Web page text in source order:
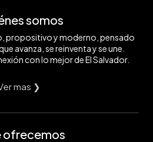
somos
propositivo y moderno, pensado
avanza, se reinventa y se une.
con lo mejor de El Salvador.
mas ❯
ofrecemos